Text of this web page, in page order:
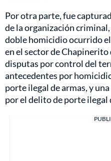
Por otra parte, fue
de la organización
doble homicidio ocurrido
en el sector de Chapinerito
disputas por control del
antecedentes por
porte ilegal de armas, y
por el delito de porte ilegal